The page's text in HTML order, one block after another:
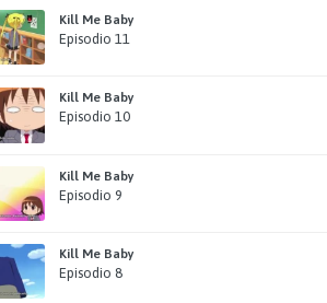
Kill Me Baby
Episodio 11
Kill Me Baby
Episodio 10
Kill Me Baby
Episodio 9
Kill Me Baby
Episodio 8